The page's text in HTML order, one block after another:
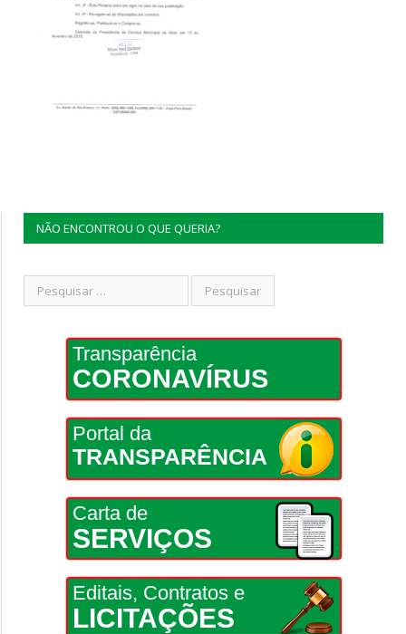
NÃO ENCONTROU O QUE QUERIA?
Transparência
CORONAVÍRUS
Portal da
TRANSPARÊNCIA
Carta de
SERVIÇOS
Editais, Contratos e
LICITAÇÕES